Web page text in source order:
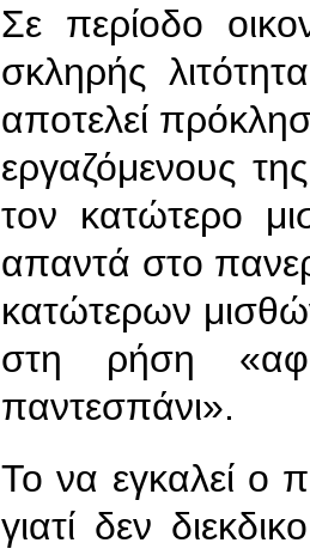
Σε περίοδο
σκληρής
αποτελεί
εργαζόμενους
τον κατώτερο
απαντά στο
κατώτερων
στη ρήση
παντεσπάνι».
Το να εγκαλεί ο
γιατί δεν